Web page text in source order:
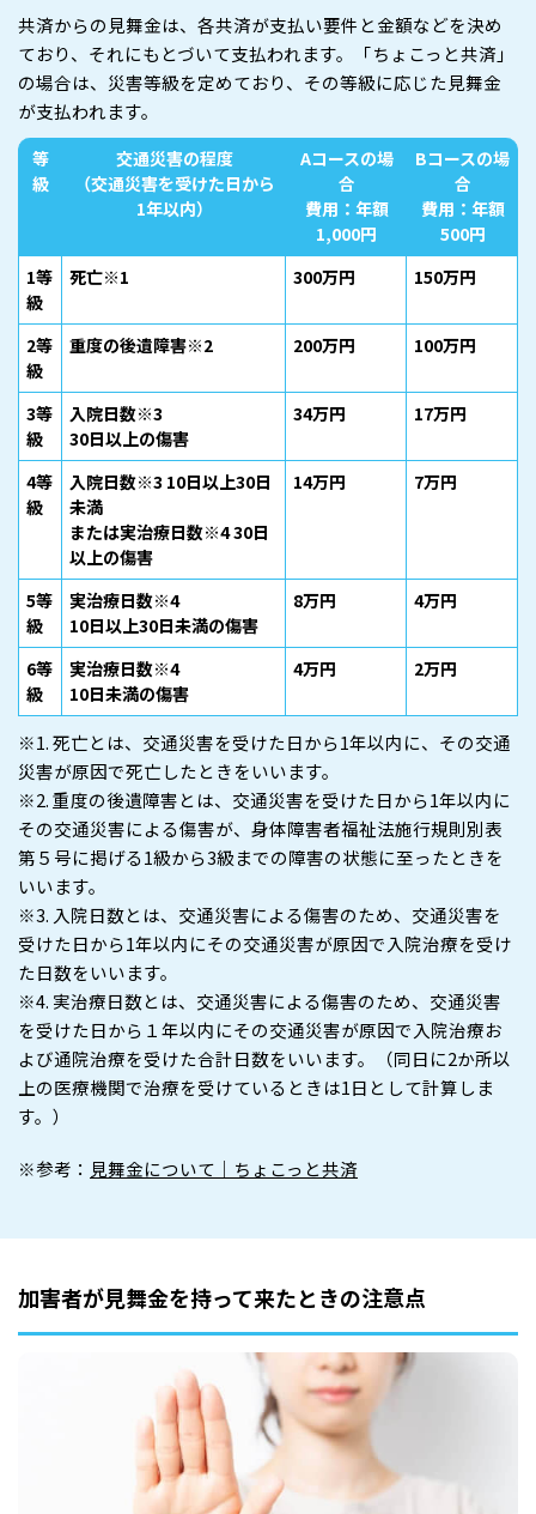
共済からの見舞金は、各共済が支払い要件と金額などを決め
ており、それにもとづいて支払われます。「ちょこっと共済」
の場合は、災害等級を定めており、その等級に応じた見舞金
が支払われます。
等
級
交通災害の程度
（交通災害を受けた日から
1年以内）
Aコースの場
合
費用：年額
1,000円
Bコースの場
合
費用：年額
500円
1等
級
死亡※1 300万円 150万円
2等
級
重度の後遺障害※2 200万円 100万円
3等
級
入院日数※3
30日以上の傷害
34万円 17万円
4等
級
入院日数※3 10日以上30日
未満
または実治療日数※4 30日
以上の傷害
14万円 7万円
5等
級
実治療日数※4
10日以上30日未満の傷害
8万円 4万円
6等
級
実治療日数※4
10日未満の傷害
4万円 2万円
※1. 死亡とは、交通災害を受けた日から1年以内に、その交通
災害が原因で死亡したときをいいます。
※2. 重度の後遺障害とは、交通災害を受けた日から1年以内に
その交通災害による傷害が、身体障害者福祉法施行規則別表
第５号に掲げる1級から3級までの障害の状態に至ったときを
いいます。
※3. 入院日数とは、交通災害による傷害のため、交通災害を
受けた日から1年以内にその交通災害が原因で入院治療を受け
た日数をいいます。
※4. 実治療日数とは、交通災害による傷害のため、交通災害
を受けた日から１年以内にその交通災害が原因で入院治療お
よび通院治療を受けた合計日数をいいます。（同日に2か所以
上の医療機関で治療を受けているときは1日として計算しま
す。）
※参考： 見舞金について｜ちょこっと共済
加害者が見舞金を持って来たときの注意点